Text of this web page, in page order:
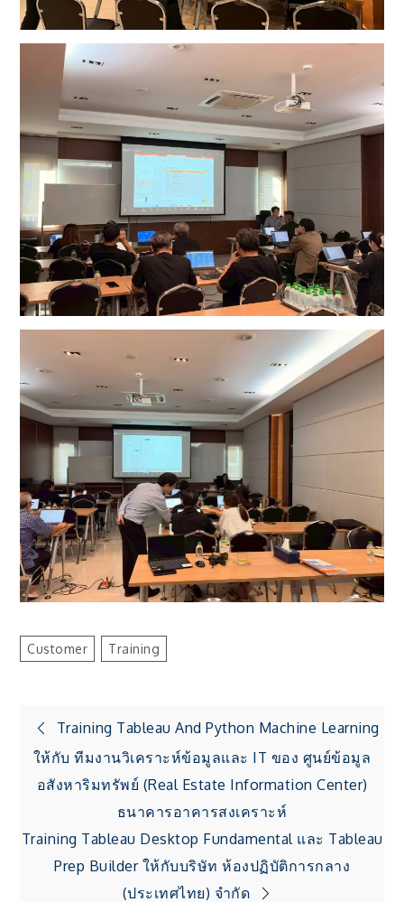
Customer Training
แนะแนว
เรื่อง
Training Tableau And Python Machine Learning
ให้กับ ทีมงานวิเคราะห์ข้อมูลและ IT ของ ศูนย์ข้อมูล
อสังหาริมทรัพย์ (Real Estate Information Center)
ธนาคารอาคารสงเคราะห์
Training Tableau Desktop Fundamental และ Tableau
Prep Builder ให้กับบริษัท ห้องปฏิบัติการกลาง
(ประเทศไทย) จำกัด